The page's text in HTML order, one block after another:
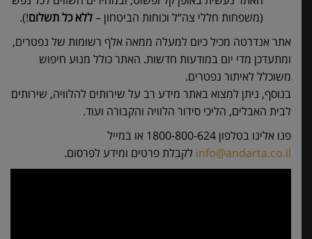
(משפחות חללי צה“ל וכוחות הביטחון –ללא כל תשלום!).
אתר אנדרטה מכיל כיום למעלה ממאה אלף רשומות של נפטרים,
ומתעדכן מדי יום במודעות חדשות. האתר כולל מנוע חיפוש
משוכלל לאיתור נפטרים.
בנוסף, ניתן למצוא באתר מידע רב על שירותים להלוויה, שירותים
לבית האבלים, הליכי סידור הלוויה והקבורה ועוד.
פנו אלינו בטלפון 1800-800-624 או במייל
info@andarta.co.il לקבלת פרטים ומידע לפרסום.